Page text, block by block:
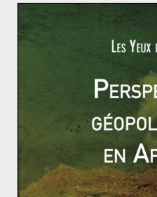
Carole Gomez est
Internationales et
principalement sur la